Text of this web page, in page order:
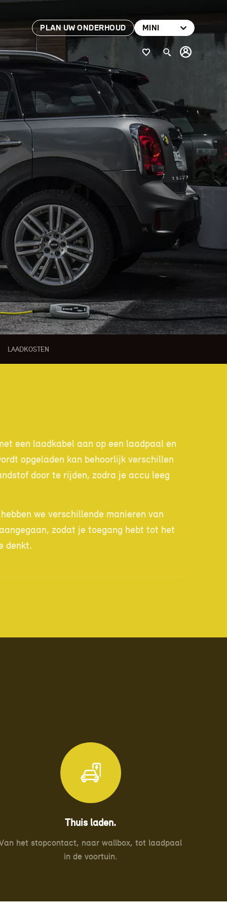
PLAN UW ONDERHOUD MINI
LAADKOSTEN
een laadkabel aan op een laadpaal en
opgeladen kan behoorlijk verschillen
door te rijden, zodra je accu leeg
we verschillende manieren van
zodat je toegang hebt tot het
denkt.
Thuis laden.
het stopcontact, naar wallbox, tot laadpaal
in de voortuin.